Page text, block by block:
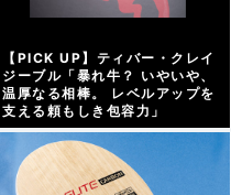
【PICK UP】ティバー・クレイ
ジーブル「暴れ牛？ いやいや、
温厚なる相棒。 レベルアップを
支える頼もしき包容力」
アーカイブ |